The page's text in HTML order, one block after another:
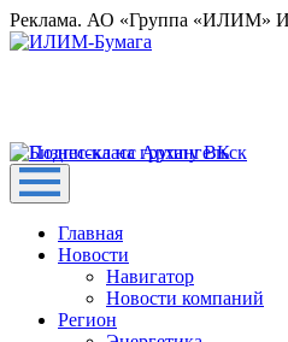
Реклама. АО «Группа «ИЛИМ»
Главная
Новости
Навигатор
Новости компаний
Регион